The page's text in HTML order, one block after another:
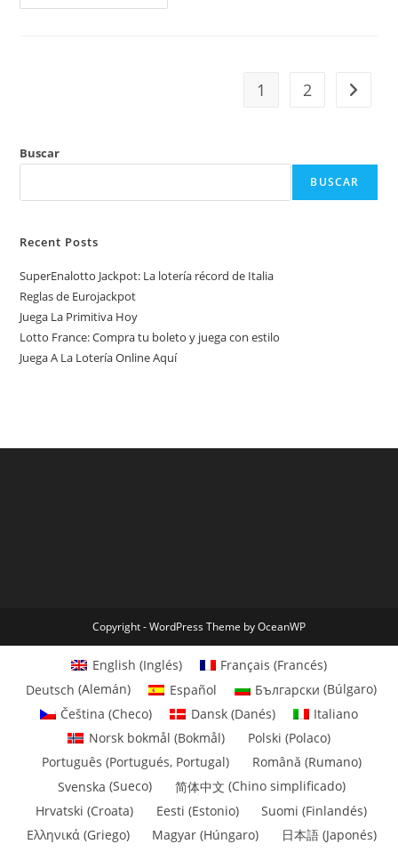
Encontrar
1 2 Ir a la
Buscar
BUSCAR
Recent Posts
SuperEnalotto Jackpot: La lotería récord de Italia
Reglas de Eurojackpot
Juega La Primitiva Hoy
Lotto France: Compra tu boleto y juega con estilo
Juega A La Lotería Online Aquí
Copyright - WordPress Theme by OceanWP
English (Inglés) Français (Francés)
Deutsch (Alemán) Español Български (Búlgaro)
Čeština (Checo) Dansk(Danés)
Italiano
Norsk bokmål (Bokmål) Polski (Polaco)
Português (Portugués, Portugal) Română (Rumano)
Svenska (Sueco) 简体中文 (Chino simplificado)
Hrvatski (Croata) Eesti (Estonio) Suomi (Finlandés)
Ελληνικά(Griego) Magyar (Húngaro) 日本語(Japonés)